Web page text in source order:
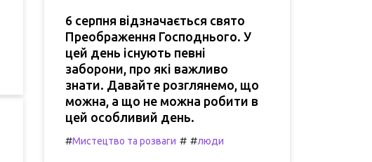
6 серпня відзначається свято
Преображення Господнього. У
цей день існують певні
заборони, про які важливо
знати. Давайте розглянемо, що
можна, а що не можна робити в
цей особливий день.
#Мистецтво та розваги # #люди